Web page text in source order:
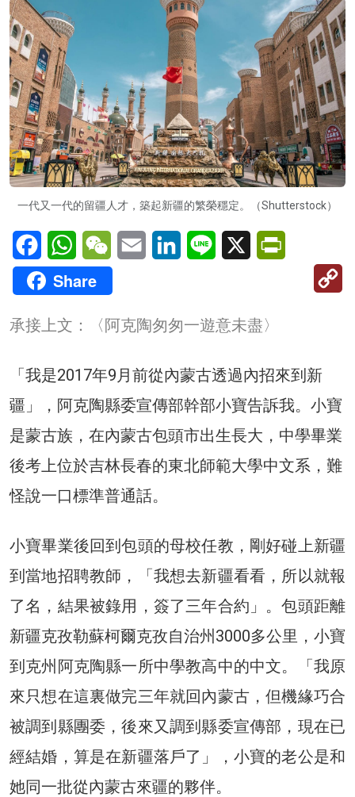
一代又一代的留疆人才，築起新疆的繁榮穩定。（Shutterstock）
FacebookWhatsAppWeChatEmail LinkedInLine X
Share
承接上文： 〈阿克陶匆匆一遊意未盡〉
「我是2017年9月前從內蒙古透過內招來到新
疆」，阿克陶縣委宣傳部幹部小寶告訴我。小寶
是蒙古族，在內蒙古包頭市出生長大，中學畢業
後考上位於吉林長春的東北師範大學中文系，難
怪說一口標準普通話。
小寶畢業後回到包頭的母校任教，剛好碰上新疆
到當地招聘教師，「我想去新疆看看，所以就報
了名，結果被錄用，簽了三年合約」。包頭距離
新疆克孜勒蘇柯爾克孜自治州3000多公里，小寶
到克州阿克陶縣一所中學教高中的中文。「我原
來只想在這裏做完三年就回內蒙古，但機緣巧合
被調到縣團委，後來又調到縣委宣傳部，現在已
經結婚，算是在新疆落戶了」，小寶的老公是和
她同一批從內蒙古來疆的夥伴。